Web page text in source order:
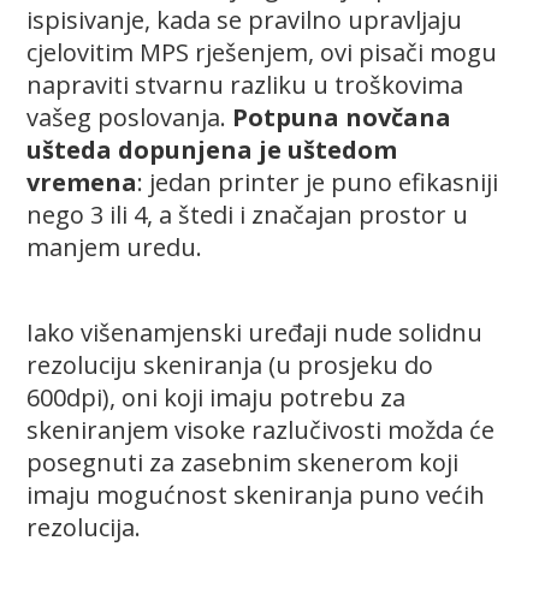
ispisivanje, kada se pravilno upravljaju
cjelovitim MPS rješenjem, ovi pisači mogu
napraviti stvarnu razliku u troškovima
vašeg poslovanja. Potpuna novčana
ušteda dopunjena je uštedom
vremena: jedan printer je puno efikasniji
nego 3 ili 4, a štedi i značajan prostor u
manjem uredu.
Iako višenamjenski uređaji nude solidnu
rezoluciju skeniranja (u prosjeku do
600dpi), oni koji imaju potrebu za
skeniranjem visoke razlučivosti možda će
posegnuti za zasebnim skenerom koji
imaju mogućnost skeniranja puno većih
rezolucija.